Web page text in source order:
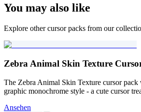
You may also like
Explore other cursor packs from our
Zebra Animal Skin Texture
The Zebra Animal Skin Texture cursor pack
graphic monochrome style - a cute cursor
Ansehen